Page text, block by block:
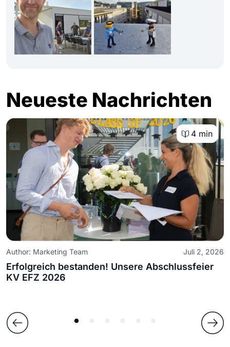
Neueste Nachrichten
4 min
Author: Marketing Team Juli 2, 2026
Erfolgreich bestanden! Unsere Abschlussfeier
KV EFZ 2026